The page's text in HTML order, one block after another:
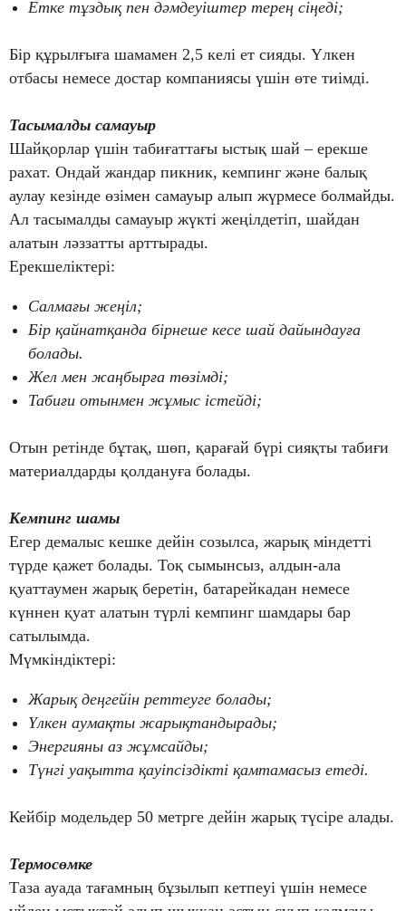
Етке тұздық пен дәмдеуіштер терең сіңеді;
Бір құрылғыға шамамен 2,5 келі ет сияды. Үлкен
отбасы немесе достар компаниясы үшін өте тиімді.
Тасымалды самауыр
Шайқорлар үшін табиғаттағы ыстық шай – ерекше
рахат. Ондай жандар пикник, кемпинг және балық
аулау кезінде өзімен самауыр алып жүрмесе болмайды.
Ал тасымалды самауыр жүкті жеңілдетіп, шайдан
алатын ләззатты арттырады.
Ерекшеліктері:
Салмағы жеңіл;
Бір қайнатқанда бірнеше кесе шай дайындауға
болады.
Жел мен жаңбырға төзімді;
Табиғи отынмен жұмыс істейді;
Отын ретінде бұтақ, шөп, қарағай бүрі сияқты табиғи
материалдарды қолдануға болады.
Кемпинг шамы
Егер демалыс кешке дейін созылса, жарық міндетті
түрде қажет болады. Тоқ сымынсыз, алдын-ала
қуаттаумен жарық беретін, батарейкадан немесе
күннен қуат алатын түрлі кемпинг шамдары бар
сатылымда.
Мүмкіндіктері:
Жарық деңгейін реттеуге болады;
Үлкен аумақты жарықтандырады;
Энергияны аз жұмсайды;
Түнгі уақытта қауіпсіздікті қамтамасыз етеді.
Кейбір модельдер 50 метрге дейін жарық түсіре алады.
Термосөмке
Таза ауада тағамның бұзылып кетпеуі үшін немесе